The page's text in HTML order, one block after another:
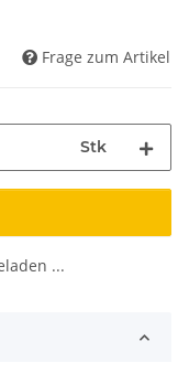
Frage zum Artikel
Stk
...